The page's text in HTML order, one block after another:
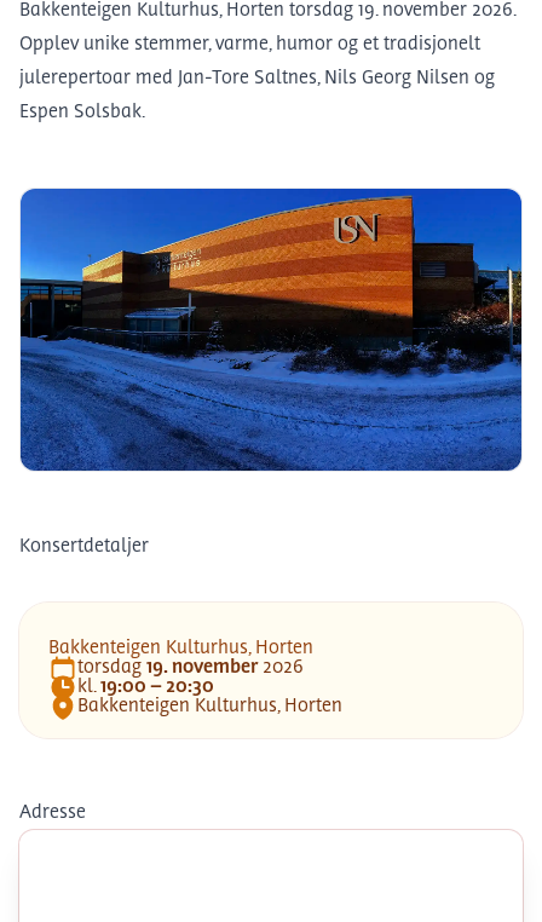
Bakkenteigen Kulturhus, Horten torsdag 19. november 2026.
Opplev unike stemmer, varme, humor og et tradisjonelt
julerepertoar med Jan-Tore Saltnes, Nils Georg Nilsen og
Espen Solsbak.
Konsertdetaljer
Bakkenteigen Kulturhus, Horten
Dato
torsdag 19.november 2026
Tid
kl.19:00 – 20:30
Lokasjon
Bakkenteigen Kulturhus, Horten
Adresse